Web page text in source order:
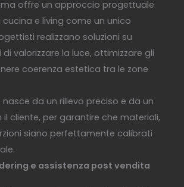
offre un approccio progettuale
e living come un unico
realizzano soluzioni su
valorizzare la luce, ottimizzare gli
coerenza estetica tra le zone
da un rilievo preciso e da un
cliente, per garantire che materiali,
siano perfettamente calibrati
e assistenza post vendita